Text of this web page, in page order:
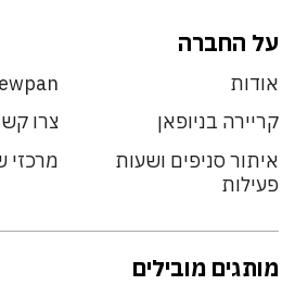
על החברה
אודות
קריירה בניופאן
צרו
איתור סניפים ושעות
פעילות
מרכזי
מותגים מובילים